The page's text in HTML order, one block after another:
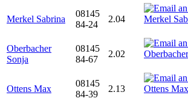
Merkel Sabrina
08145
84-24
2.04
Oberbacher
Sonja
08145
84-67
2.02
Ottens Max
08145
84-39
2.13